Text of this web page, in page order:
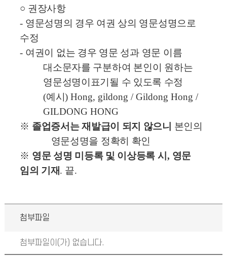
○ 권장사항
- 영문성명의 경우 여권 상의 영문성명으로
수정
- 여권이 없는 경우 영문 성과 영문 이름
대소문자를 구분하여 본인이 원하는
영문성명이 표기될 수 있도록 수정
(예시) Hong, gildong / Gildong Hong /
GILDONG HONG
※ 졸업증서는 재발급이 되지 않으니 본인의
영문성명을 정확히 확인
※ 영문 성명 미등록 및 이상등록 시 , 영문
임의 기재. 끝.
첨부파일
첨부파일이(가) 없습니다.